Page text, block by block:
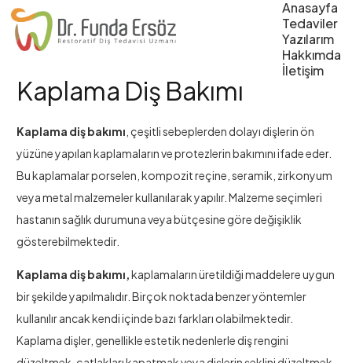
Anasayfa
Tedaviler
Yazılarım
Hakkımda
İletişim
Kaplama Diş Bakımı
Kaplama diş bakımı , çeşitli sebeplerden dolayı dişlerin ön
yüzüne yapılan kaplamaların ve protezlerin bakımını ifade eder.
Bu kaplamalar porselen, kompozit reçine, seramik, zirkonyum
veya metal malzemeler kullanılarak yapılır. Malzeme seçimleri
hastanın sağlık durumuna veya bütçesine göre değişiklik
gösterebilmektedir.
Kaplama diş bakımı,kaplamaların üretildiği maddelere uygun
bir şekilde yapılmalıdır. Birçok noktada benzer yöntemler
kullanılır ancak kendi içinde bazı farkları olabilmektedir.
Kaplama dişler, genellikle estetik nedenlerle diş rengini